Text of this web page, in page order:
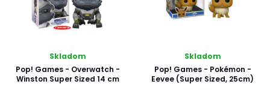
Skladom
Pop! Games - Overwatch -
Winston Super Sized 14 cm
Skladom
Pop! Games - Pokémon -
Eevee (Super Sized, 25cm)